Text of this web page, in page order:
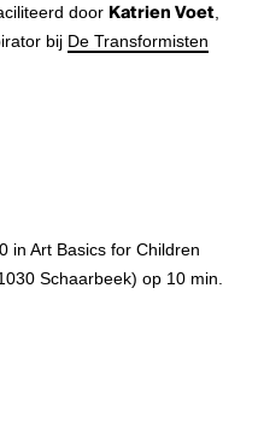
door Katrien Voet,
bij De Transformisten
in Art Basics for Children
Schaarbeek) op 10 min.